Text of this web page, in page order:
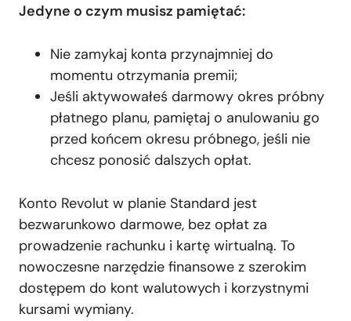
Jedyne o czym musisz pamiętać:
Nie zamykaj konta przynajmniej do
momentu otrzymania premii;
Jeśli aktywowałeś darmowy okres próbny
płatnego planu, pamiętaj o anulowaniu go
przed końcem okresu próbnego, jeśli nie
chcesz ponosić dalszych opłat.
Konto Revolut w planie Standard jest
bezwarunkowo darmowe, bez opłat za
prowadzenie rachunku i kartę wirtualną. To
nowoczesne narzędzie finansowe z szerokim
dostępem do kont walutowych i korzystnymi
kursami wymiany.